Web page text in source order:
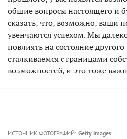
общие вопросы настоящего и
сказать, что, возможно, ваши
увенчаются успехом. Мы
повлиять на состояние
сталкиваемся с границами
возможностей, и это тоже
ИСТОЧНИК ФОТОГРАФИЙ: Getty Images